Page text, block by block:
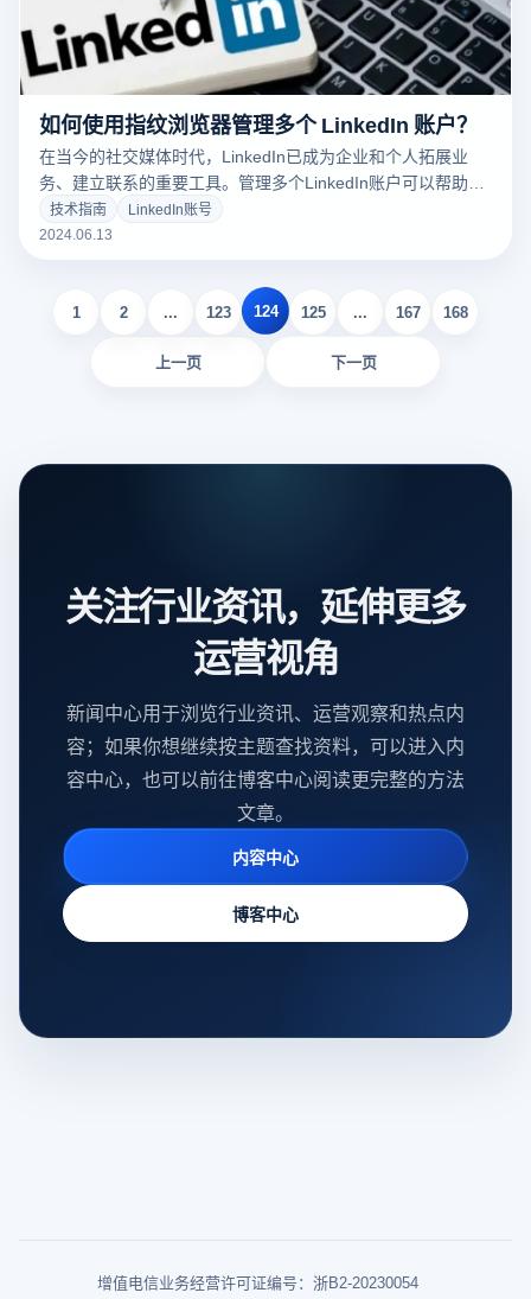
如何使用指纹浏览器管理多个 LinkedIn 账户？
在当今的社交媒体时代，LinkedIn已成为企业和个人拓展业
务、建立联系的重要工具。管理多个LinkedIn账户可以帮助企
业触及更广泛的受众，建立更多潜在客户和合作伙伴关系。然
而，LinkedIn对账户安全的严格管理给多账户运营带来了挑
关联被封禁。下面和大家说说如何使用云登指纹浏览器管理多
个 LinkedIn 账户？
技术指南
LinkedIn账号
2024.06.13
上一页
1 2 ... 123 124 125 ... 167 168
下一页
关注行业资讯，延伸更多
运营视角
新闻中心用于浏览行业资讯、运营观察和热点内
容；如果你想继续按主题查找资料，可以进入内
容中心，也可以前往博客中心阅读更完整的方法
文章。
内容中心
博客中心
增值电信业务经营许可证编号：浙B2-20230054